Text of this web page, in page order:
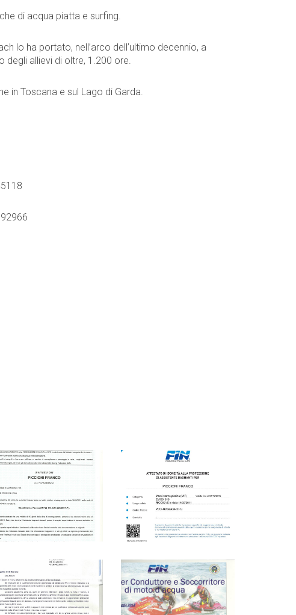
di acqua piatta e surfing.
lo ha portato, nell’arco dell’ultimo decennio, a
degli allievi di oltre, 1.200 ore.
in Toscana e sul Lago di Garda.